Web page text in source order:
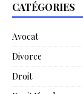
CATÉGORIES
Avocat
Divorce
Droit